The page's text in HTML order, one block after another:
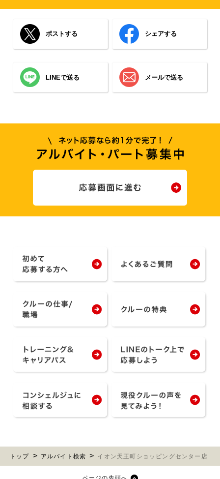
ポストする シェアする
LINEで送る メールで送る
トップ アルバイト検索 イオン天王町ショッピングセンター店